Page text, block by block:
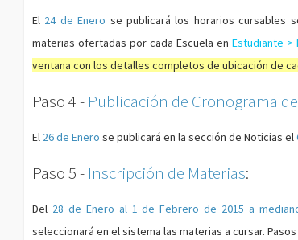
El 24 de Enero se publicará los horarios cursables
materias ofertadas por cada Escuela en Estudiante >
ventana con los detalles completos de ubicación de
Paso 4 - Publicación de Cronograma
El 26 de Enero se publicará en la sección de Noticias el
Paso 5 - Inscripción de Materias:
Del 28 de Enero al 1 de Febrero de 2015 a
seleccionará en el sistema las materias a cursar.